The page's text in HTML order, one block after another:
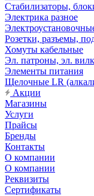
Стабилизаторы,
Электрика разное
Розетки, разъемы,
Хомуты кабельные
Эл. патроны, эл.
Элементы питания
Щелочные LR
Акции
Магазины
Услуги
Прайсы
Бренды
Контакты
О компании
О компании
Реквизиты
Сертификаты